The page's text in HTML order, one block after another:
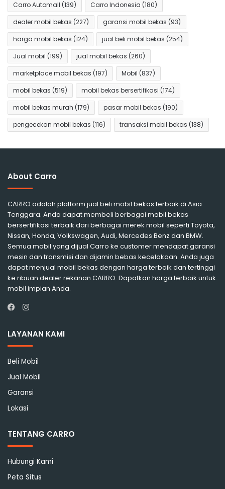
Carro Automall (139) Carro Indonesia (180)
dealer mobil bekas (227) garansi mobil bekas (93)
harga mobil bekas (124) jual beli mobil bekas (254)
Jual mobil (199) jual mobil bekas (260)
marketplace mobil bekas (197) Mobil (837)
mobil bekas (519) mobil bekas bersertifikasi (174)
mobil bekas murah (179) pasar mobil bekas (190)
pengecekan mobil bekas (116) transaksi mobil bekas (138)
About Carro
CARRO adalah platform jual beli mobil bekas terbaik di Asia
Tenggara. Anda dapat membeli berbagai mobil bekas
bersertifikasi terbaik dari berbagai merek mobil seperti Toyota,
Nissan, Honda, Volkswagen, Audi, Mercedes Benz dan BMW.
Semua mobil yang dijual Carro ke customer mendapat garansi
mesin dan transmisi dan dijamin bebas kecelakaan. Anda juga
dapat menjual mobil bekas dengan harga terbaik dan tertinggi
ke ribuan dealer rekanan CARRO. Dapatkan harga terbaik untuk
mobil impian Anda.
Instagram
LAYANAN KAMI
Beli Mobil
Jual Mobil
Garansi
Lokasi
TENTANG CARRO
Hubungi Kami
Peta Situs